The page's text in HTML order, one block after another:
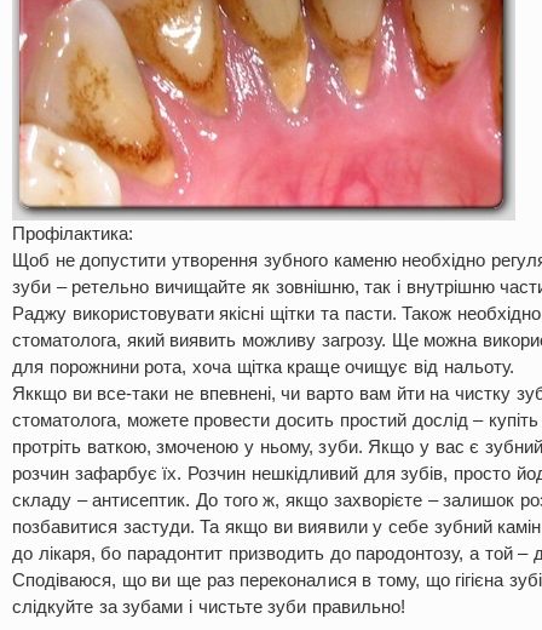
Профілактика:
Щоб не допустити утворення зубного каменю необхідно
зуби – ретельно вичищайте як зовнішню, так і внутрішню
Раджу використовувати якісні щітки та пасти. Також
стоматолога, який виявить можливу загрозу. Ще можна
для порожнини рота, хоча щітка краще очищує від нальоту.
Яккщо ви все-таки не впевнені, чи варто вам йти на чистку
стоматолога, можете провести досить простий дослід –
протріть ваткою, змоченою у ньому, зуби. Якщо у вас є зубний
розчин зафарбує їх. Розчин нешкідливий для зубів, просто
складу – антисептик. До того ж, якщо захворієте – залишок
позбавитися застуди. Та якщо ви виявили у себе зубний
до лікаря, бо парадонтит призводить до пародонтозу, а той –
Сподіваюся, що ви ще раз переконалися в тому, що гігієна
слідкуйте за зубами і чистьте зуби правильно!